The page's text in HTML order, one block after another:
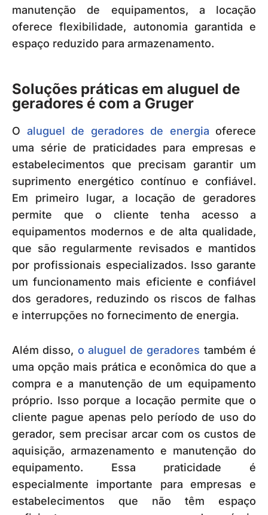
manutenção de equipamentos, a locação
oferece flexibilidade, autonomia garantida e
espaço reduzido para armazenamento.
Soluções práticas em aluguel de
geradores é com a Gruger
O aluguel de geradores de energia oferece
uma série de praticidades para empresas e
estabelecimentos que precisam garantir um
suprimento energético contínuo e confiável.
Em primeiro lugar, a locação de geradores
permite que o cliente tenha acesso a
equipamentos modernos e de alta qualidade,
que são regularmente revisados e mantidos
por profissionais especializados. Isso garante
um funcionamento mais eficiente e confiável
dos geradores, reduzindo os riscos de falhas
e interrupções no fornecimento de energia.
Além disso, o aluguel de geradores também é
uma opção mais prática e econômica do que a
compra e a manutenção de um equipamento
próprio. Isso porque a locação permite que o
cliente pague apenas pelo período de uso do
gerador, sem precisar arcar com os custos de
aquisição, armazenamento e manutenção do
equipamento. Essa praticidade é
especialmente importante para empresas e
estabelecimentos que não têm espaço